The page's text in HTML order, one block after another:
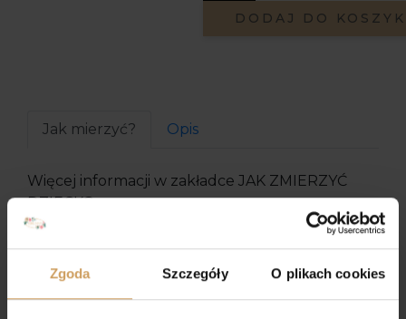
Zgoda Szczegóły O plikach cookies
DODAJ DO
Jak mierzyć? Opis
Więcej informacji w zakładce JAK ZMIERZYĆ
DZIECKO
Podobne Produkty